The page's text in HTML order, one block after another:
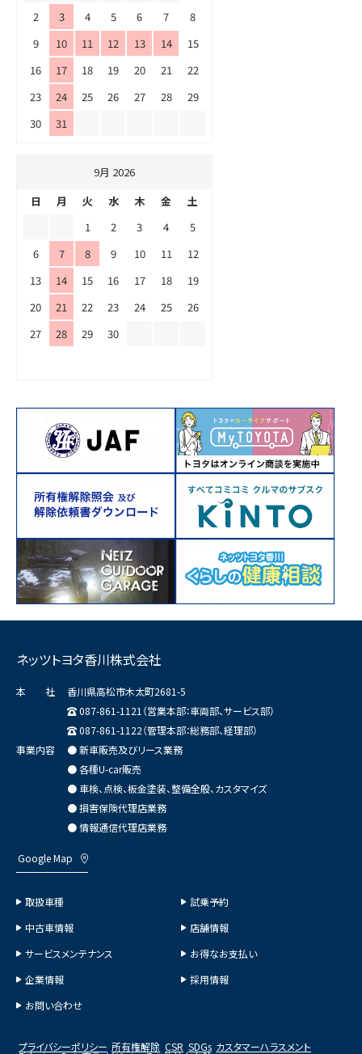
2
3 4 5 6 7
8
9
10 11 12 13 14
15
16
17 18 19 20 21
22
23
24 25 26 27 28
29
30
31
9月 2026
日
月 火 水 木 金
土
1
2 3 4
5
6
7 8 9 10 11
12
13
14 15 16 17 18
19
20
21 22 23 24 25
26
27
28 29 30
ネッツトヨタ香川株式会社
本 社
香川県高松市木太町2681-5
087-861-1121（営業本部：車両部、サービス部）
087-861-1122（管理本部：総務部、経理部）
事業内容
● 新車販売及びリース業務
● 各種U-car販売
● 車検、点検、板金塗装、整備全般、カスタマイズ
● 損害保険代理店業務
● 情報通信代理店業務
Google Map
取扱車種
試乗予約
中古車情報
店舗情報
サービスメンテナンス
お得なお支払い
企業情報
採用情報
お問い合わせ
プライバシーポリシー 所有権解除 CSR SDGs カスタマーハラスメント